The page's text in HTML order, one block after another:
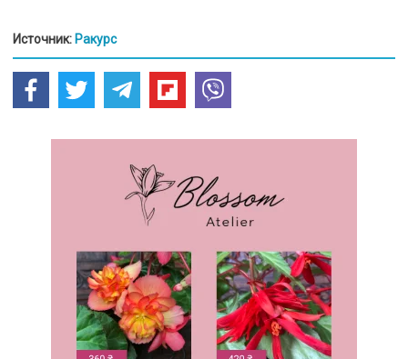
Источник: Ракурс